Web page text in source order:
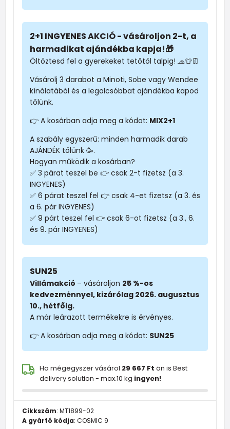
2+1 INGYENES AKCIÓ - vásároljon 2-t, a
harmadikat ajándékba kapja!🎁
Öltöztesd fel a gyerekeket tetőtől talpig! 🧢👕👖
Vásárolj 3 darabot a Minoti, Sobe vagy Wendee
kínálatából és a legolcsóbbat ajándékba kapod
tőlünk.
👉 A kosárban adja meg a kódot: MIX2+1
A szabály egyszerű: minden harmadik darab
AJÁNDÉK tőlünk 🥳.
Hogyan működik a kosárban?
✅ 3 párat teszel be 👉 csak 2-t fizetsz (a 3.
INGYENES)
✅ 6 párat teszel fel 👉 csak 4-et fizetsz (a 3. és
a 6. pár INGYENES)
✅ 9 párt teszel fel 👉 csak 6-ot fizetsz (a 3., 6.
és 9. pár INGYENES)
SUN25
Villámakció – vásároljon 25 %-os
kedvezménnyel, kizárólag 2026. augusztus
10., hétfőig.
A már leárazott termékekre is érvényes.
👉 A kosárban adja meg a kódot: SUN25
Ha mégegyszer vásárol 29 667 Ft ön is Best
delivery solution - max.10 kg ingyen!
Cikkszám: MT1899-02
A gyártó kódja: COSMIC 9